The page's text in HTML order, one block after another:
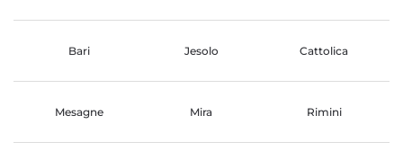
Bari Jesolo Cattolica
Mesagne Mira Rimini